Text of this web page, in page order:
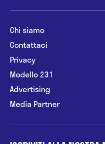
Chi siamo
Contattaci
Privacy
Modello 231
Advertising
Media Partner